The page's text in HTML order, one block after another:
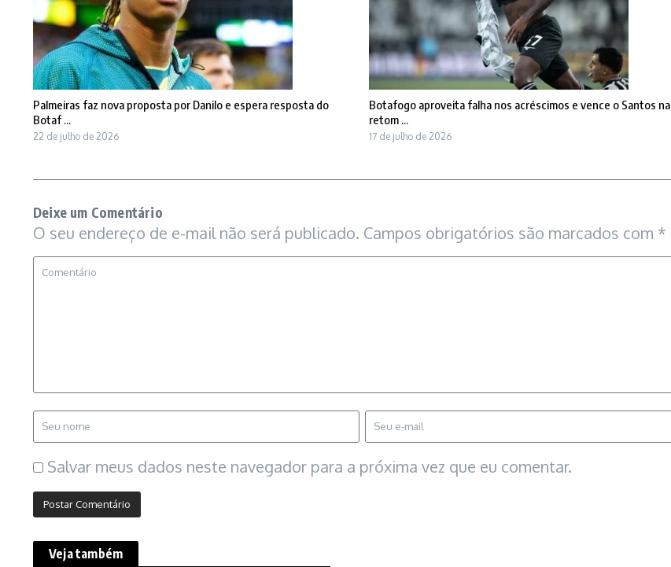
Palmeiras faz nova proposta por Danilo e espera resposta do
Botaf ...
22 de julho de 2026
Botafogo aproveita falha nos acréscimos e vence o Santos na
retom ...
17 de julho de 2026
Deixe um Comentário
O seu endereço de e-mail não será publicado. Campos obrigatórios são marcados com *
Salvar meus dados neste navegador para a próxima vez que eu comentar.
Veja também